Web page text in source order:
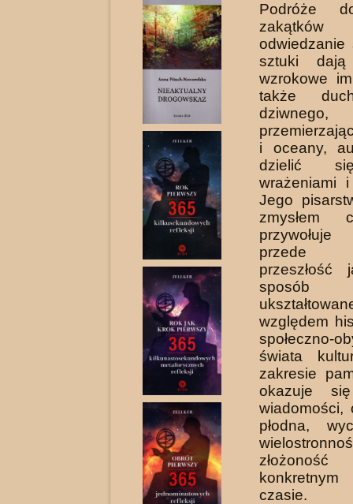
Podróże
odwiedzanie
sztuki
wzrokowe
także
i oceany,
dzielić
wrażeniami
Jego
zmysłem
przywołuje
przede
przeszłość
sposób
wzglę­dem
społeczno-
świata
zakresie
okazuje
wiadomości,
płodna,
czasie.